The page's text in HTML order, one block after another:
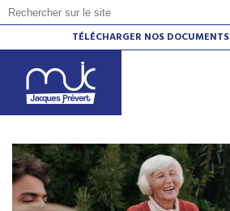
TÉLÉCHARGER NOS DOCUMENTS
ACCUEIL L'AGENDA
LES ESPACES DE VIE SOCIALE